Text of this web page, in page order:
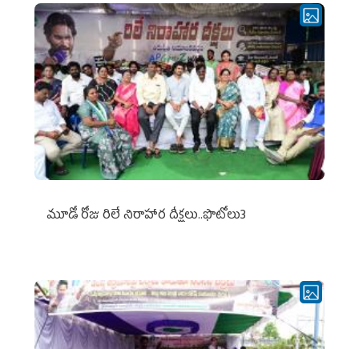
మూడో రోజు రిలే నిరాహార దీక్షలు..ఫొటోలు3